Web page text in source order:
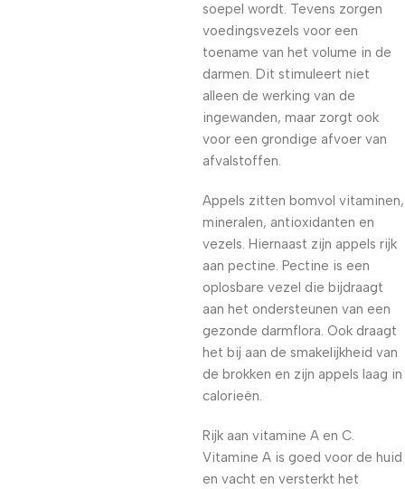
soepel wordt. Tevens zorgen
voedingsvezels voor een
toename van het volume in de
darmen. Dit stimuleert niet
alleen de werking van de
ingewanden, maar zorgt ook
voor een grondige afvoer van
afvalstoffen.
Appels zitten bomvol vitaminen,
mineralen, antioxidanten en
vezels. Hiernaast zijn appels rijk
aan pectine. Pectine is een
oplosbare vezel die bijdraagt
aan het ondersteunen van een
gezonde darmflora. Ook draagt
het bij aan de smakelijkheid van
de brokken en zijn appels laag in
calorieën.
Rijk aan vitamine A en C.
Vitamine A is goed voor de huid
en vacht en versterkt het